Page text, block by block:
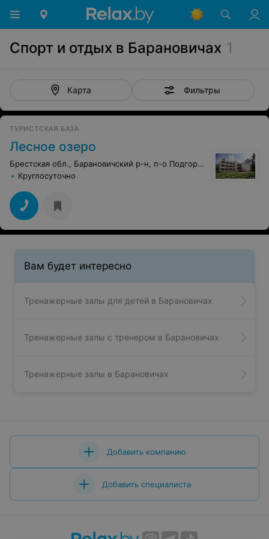
Спорт и отдых в Барановичах 1
Карта Фильтры
ТУРИСТСКАЯ БАЗА
Лесное озеро
Брестская обл., Барановичский р-н, п-о Подгорная
Круглосуточно
Вам будет интересно
Тренажерные залы для детей в Барановичах
Тренажерные залы с тренером в Барановичах
Тренажерные залы в Барановичах
Добавить компанию
Добавить специалиста